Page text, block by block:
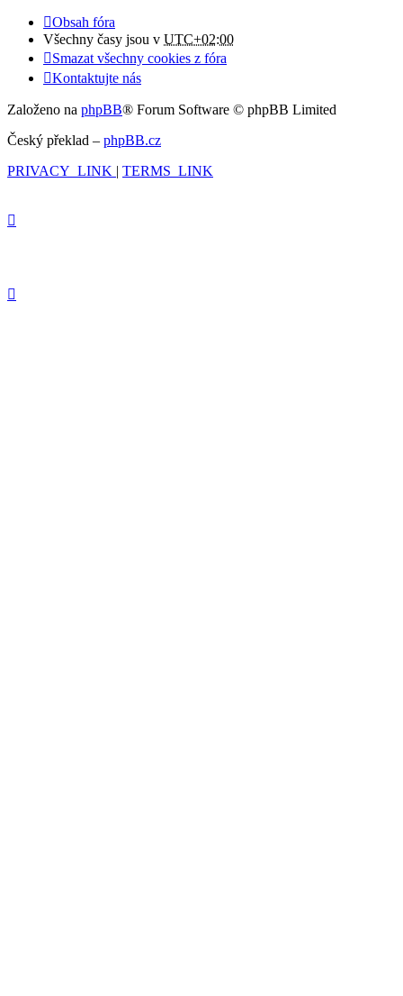
Obsah fóra
Všechny časy jsou v UTC+02:00
Smazat všechny cookies z fóra
Kontaktujte nás
Založeno na phpBB® Forum Software © phpBB Limited
Český překlad – phpBB.cz
PRIVACY_LINK
TERMS_LINK